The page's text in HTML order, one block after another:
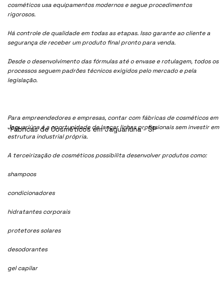
cosméticos usa equipamentos modernos e segue procedimentos
rigorosos.
Há controle de qualidade em todas as etapas. Isso garante ao cliente a
segurança de receber um produto final pronto para venda.
Desde o desenvolvimento das fórmulas até o envase e rotulagem, todos os
processos seguem padrões técnicos exigidos pelo mercado e pela
legislação.
Para empreendedores e empresas, contar com fábricas de cosméticos em
Jaguariúna é a oportunidade de lançar linhas profissionais sem investir em
estrutura industrial própria.
A terceirização de cosméticos possibilita desenvolver produtos como:
shampoos
condicionadores
hidratantes corporais
protetores solares
desodorantes
gel capilar
Fábricas de Cosméticos em Jaguariúna - SP